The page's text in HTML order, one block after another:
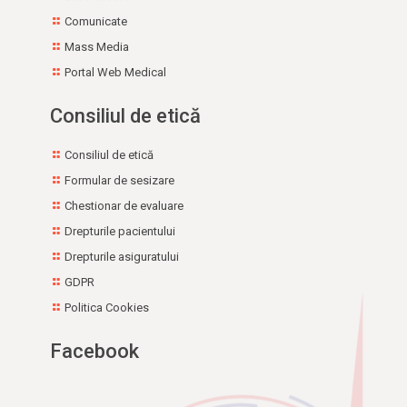
Comunicate
Mass Media
Portal Web Medical
Consiliul de etică
Consiliul de etică
Formular de sesizare
Chestionar de evaluare
Drepturile pacientului
Drepturile asiguratului
GDPR
Politica Cookies
Facebook